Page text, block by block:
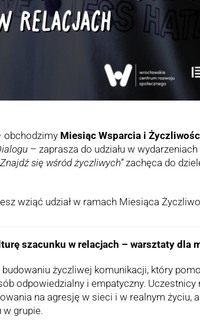
obchodzimy Miesiąc Wsparcia i
– zaprasza do udziału w
się wśród życzliwych”zachęca do
wziąć udział w ramach Miesiąca
szacunku w relacjach – warsztaty dla
życzliwej komunikacji, który
odpowiedzialny i empatyczny. Uczestnicy
na agresję w sieci i w realnym życiu,
grupie.